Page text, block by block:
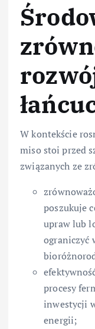
W kontekście
miso stoi przed
związanych ze
poszukuje
upraw lub
ograniczyć
procesy
inwestycji
energii;